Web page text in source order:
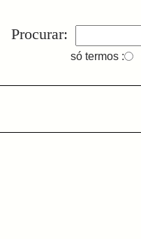
Procurar:
só termos :